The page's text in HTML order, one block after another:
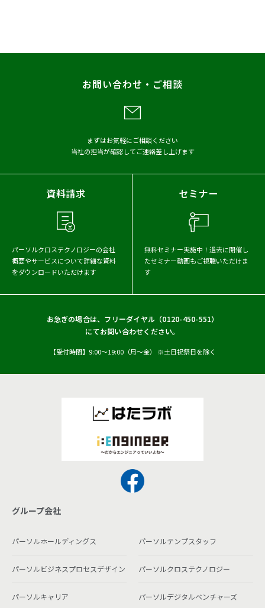
メディア掲載
2026年 2025年
2024年
2023年
2022年
2021年
2020年
2018年
2017年
お問い合わせ・ご相談
まずはお気軽にご相談ください
当社の担当が確認してご連絡差し上げます
資料請求
パーソルクロステクノロジーの会社
概要やサービスについて詳細な資料
をダウンロードいただけます
セミナー
無料セミナー実施中！ 過去に開催し
たセミナー動画もご視聴いただけま
す
お急ぎの場合は、フリーダイヤル（0120-450-551）
にてお問い合わせください。
【受付時間】9:00〜19:00（月〜金） ※土日祝祭日を除く
グループ会社
パーソルホールディングス パーソルテンプスタッフ
パーソルビジネスプロセスデザイン パーソルクロステクノロジー
パーソルキャリア パーソルデジタルベンチャーズ